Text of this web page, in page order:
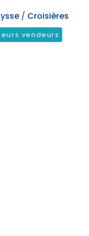
/ Croisières
vendeurs